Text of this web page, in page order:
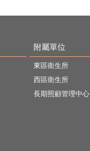
附屬單位
東區衛生所
西區衛生所
長期照顧管理中心